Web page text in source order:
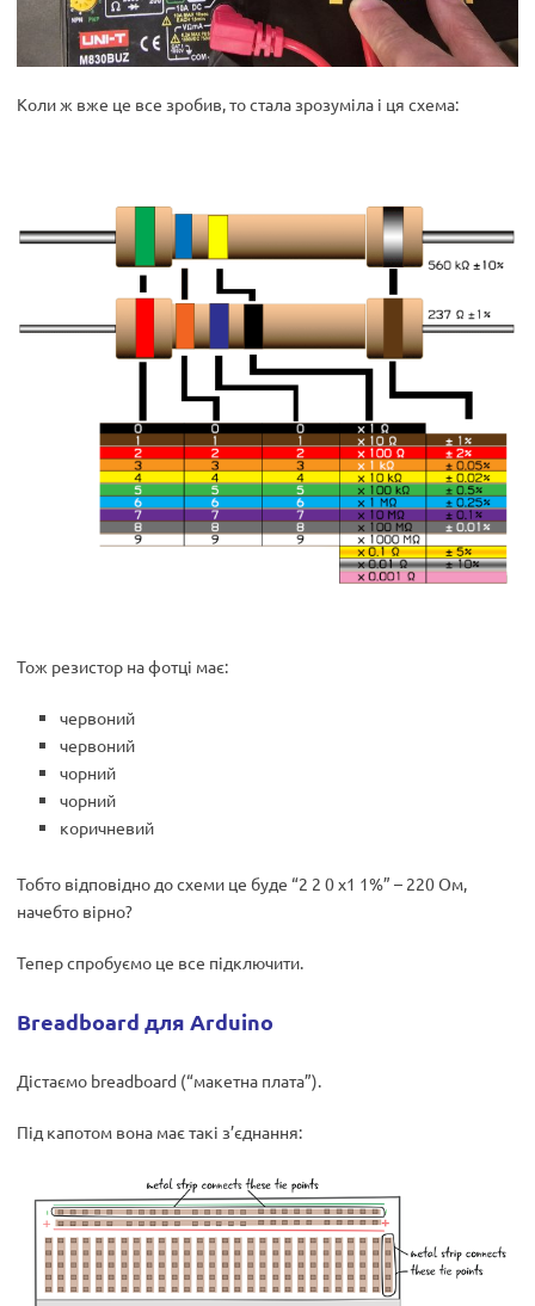
Коли ж вже це все зробив, то стала зрозуміла і ця схема:
Тож резистор на фотці має:
червоний
червоний
чорний
чорний
коричневий
Тобто відповідно до схеми це буде “2 2 0 х1 1%” – 220 Ом,
начебто вірно?
Тепер спробуємо це все підключити.
Breadboard для Arduino
Дістаємо breadboard (“макетна плата”).
Під капотом вона має такі з’єднання: